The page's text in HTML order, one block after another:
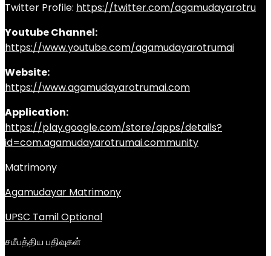
Twitter Profile: https://twitter.com/agamudayarotru
Youtube Channel:
https://www.youtube.com/agamudayarotrumai
Website:
https://www.agamudayarotrumai.com
Application:
https://play.google.com/store/apps/details?
id=com.agamudayarotrumai.community
Matrimony
Agamudayar Matrimony
UPSC Tamil Optional
சமீபத்திய பதிவுகள்